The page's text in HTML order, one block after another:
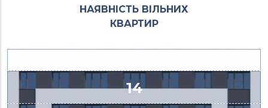
НАЯВНІСТЬ ВІЛЬНИХ
КВАРТИР